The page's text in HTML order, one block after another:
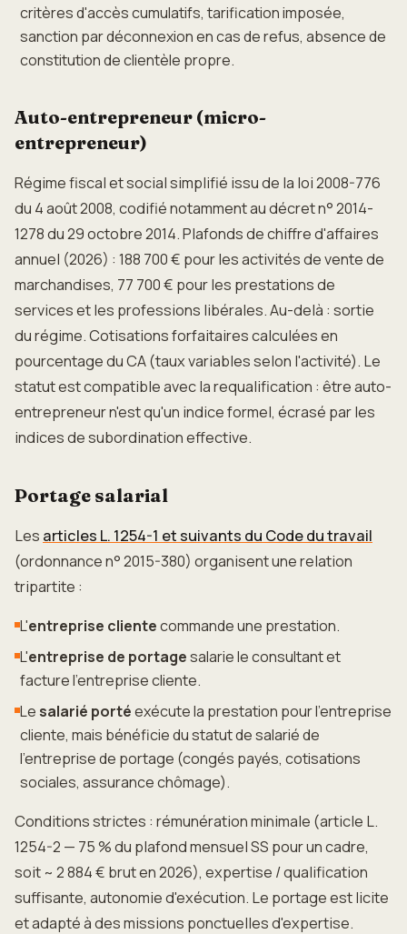
critères d'accès cumulatifs, tarification imposée,
sanction par déconnexion en cas de refus, absence de
constitution de clientèle propre.
Auto-entrepreneur (micro-
entrepreneur)
Régime fiscal et social simplifié issu de la loi 2008-776
du 4 août 2008, codifié notamment au décret n° 2014-
1278 du 29 octobre 2014. Plafonds de chiffre d'affaires
annuel (2026) : 188 700 € pour les activités de vente de
marchandises, 77 700 € pour les prestations de
services et les professions libérales. Au-delà : sortie
du régime. Cotisations forfaitaires calculées en
pourcentage du CA (taux variables selon l'activité). Le
statut est compatible avec la requalification : être auto-
entrepreneur n'est qu'un indice formel, écrasé par les
indices de subordination effective.
Portage salarial
Les articles L. 1254-1 et suivants du Code du travail
(ordonnance n° 2015-380) organisent une relation
tripartite :
L'entreprise clientecommande une prestation.
L'entreprise de portagesalarie le consultant et
facture l'entreprise cliente.
Le salarié portéexécute la prestation pour l'entreprise
cliente, mais bénéficie du statut de salarié de
l'entreprise de portage (congés payés, cotisations
sociales, assurance chômage).
Conditions strictes : rémunération minimale (article L.
1254-2 — 75 % du plafond mensuel SS pour un cadre,
soit ~ 2 884 € brut en 2026), expertise / qualification
suffisante, autonomie d'exécution. Le portage est licite
et adapté à des missions ponctuelles d'expertise.